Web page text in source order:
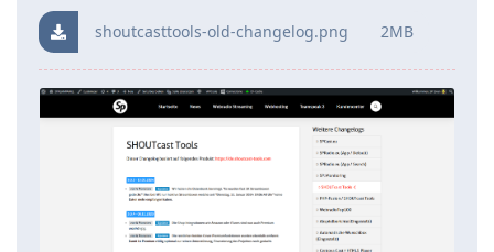
shoutcasttools-old-changelog.png 2MB